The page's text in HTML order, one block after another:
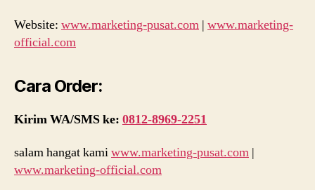
Website: www.marketing-pusat.com | www.marketing-
official.com
Cara Order:
Kirim WA/SMS ke: 0812-8969-2251
salam hangat kamiwww.marketing-pusat.com |
www.marketing-official.com